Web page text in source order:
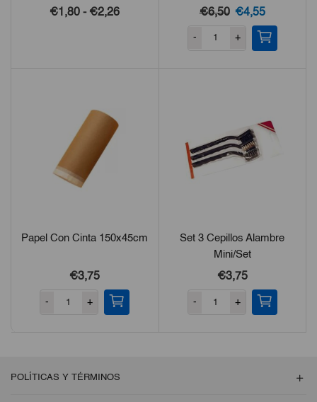
€1,80 - €2,26Rango
€6,50 El
precio
original
€4,55El
precio
actual
- +
Papel Con Cinta 150x45cm
€3,75
- +
Set 3 Cepillos Alambre
Mini/Set
€3,75
- +
POLÍTICAS Y TÉRMINOS